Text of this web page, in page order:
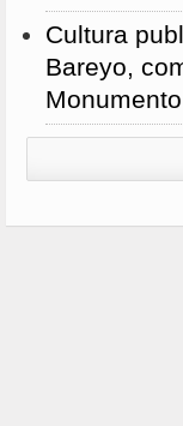
Cultura
Bareyo,
Monumento